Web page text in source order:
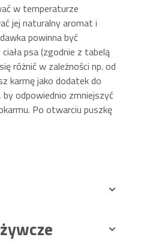
w temperaturze
jej naturalny aromat i
powinna być
psa (zgodnie z tabelą
różnić w zależności np. od
karmę jako dodatek do
odpowiednio zmniejszyć
Po otwarciu puszkę